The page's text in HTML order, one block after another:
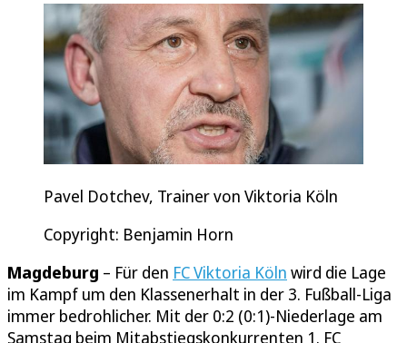
Pavel Dotchev, Trainer von Viktoria Köln
Copyright: Benjamin Horn
Magdeburg – Für den FC Viktoria Köln wird die Lage
im Kampf um den Klassenerhalt in der 3. Fußball-Liga
immer bedrohlicher. Mit der 0:2 (0:1)-Niederlage am
Samstag beim Mitabstiegskonkurrenten 1. FC